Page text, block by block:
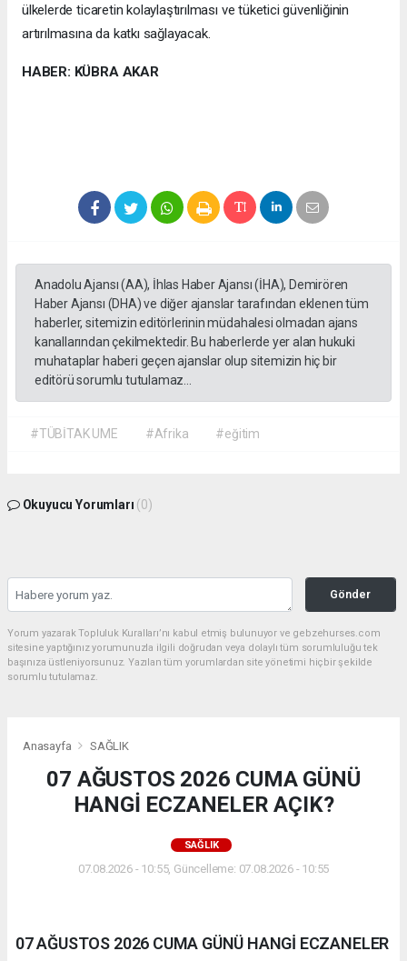
ülkelerde ticaretin kolaylaştırılması ve tüketici güvenliğinin
artırılmasına da katkı sağlayacak.
HABER: KÜBRA AKAR
Anadolu Ajansı (AA), İhlas Haber Ajansı (İHA), Demirören
Haber Ajansı (DHA) ve diğer ajanslar tarafından eklenen tüm
haberler, sitemizin editörlerinin müdahalesi olmadan ajans
kanallarından çekilmektedir. Bu haberlerde yer alan hukuki
muhataplar haberi geçen ajanslar olup sitemizin hiç bir
editörü sorumlu tutulamaz...
#TÜBİTAK UME #Afrika #eğitim
Okuyucu Yorumları (0)
Gönder
Yorum yazarak Topluluk Kuralları’nı kabul etmiş bulunuyor ve gebzehurses.com
sitesine yaptığınız yorumunuzla ilgili doğrudan veya dolaylı tüm sorumluluğu tek
başınıza üstleniyorsunuz. Yazılan tüm yorumlardan site yönetimi hiçbir şekilde
sorumlu tutulamaz.
Anasayfa SAĞLIK
07 AĞUSTOS 2026 CUMA GÜNÜ
HANGİ ECZANELER AÇIK?
SAĞLIK
07.08.2026 - 10:55, Güncelleme: 07.08.2026 - 10:55
07 AĞUSTOS 2026 CUMA GÜNÜ HANGİ ECZANELER